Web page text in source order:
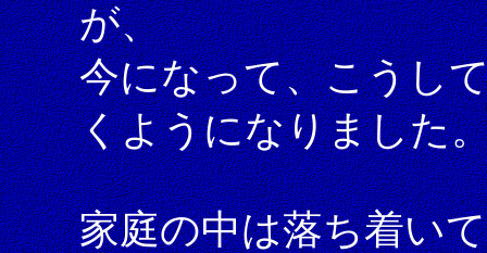
が、
今になって、こうし
くようになりました
家庭の中は落ち着い